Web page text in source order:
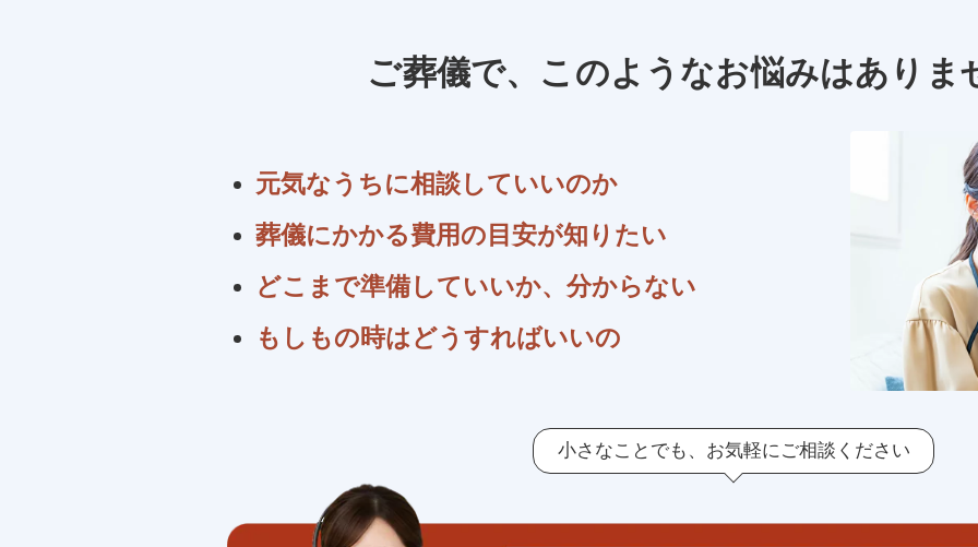
ご葬儀で、このようなお悩みはありま
元気なうちに相談していいのか
葬儀にかかる費用の目安が知りたい
どこまで準備していいか、分からない
もしもの時はどうすればいいの
小さなことでも、 お気軽にご相談ください